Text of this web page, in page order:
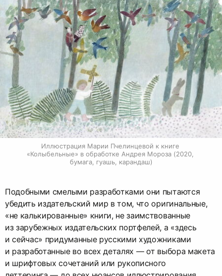
Иллюстрация Марии Пчелинцевой к книге
«Колыбельные» в обработке Андрея Мороза (2020,
бумага, гуашь, карандаш)
Подобными смелыми разработками они пытаются
убедить издательский мир в том, что оригинальные,
«не калькированные» книги, не заимствованные
из зарубежных издательских портфелей, а «здесь
и сейчас» придуманные русскими художниками
и разработанные во всех деталях — от выбора макета
и шрифтовых сочетаний или рукописного